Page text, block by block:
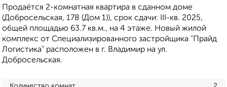
Продаётся 2-комнатная квартира в сданном доме
(Добросельская, 178 (Дом 1)), срок сдачи: III-кв. 2025,
общей площадью 63.7 кв.м., на 4 этаже. Новый жилой
комплекс от Специализированного застройщика "Прайд
Логистика" расположен в г. Владимир на ул.
Добросельская.